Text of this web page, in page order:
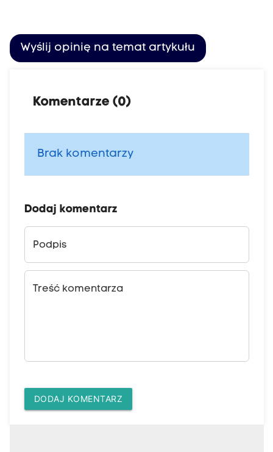
Wyślij opinię na temat artykułu
Komentarze (0)
Brak komentarzy
Dodaj komentarz
Podpis
Treść komentarza
DODAJ KOMENTARZ